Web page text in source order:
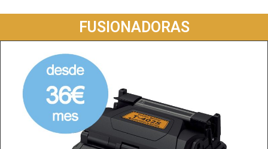
FUSIONADORAS